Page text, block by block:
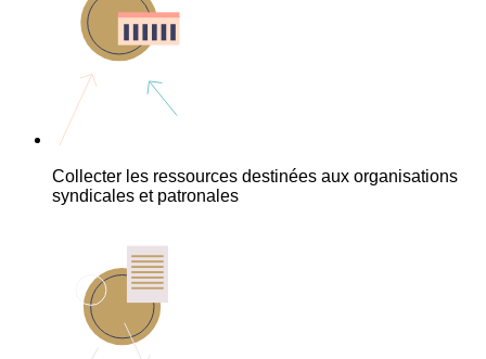
Collecter les ressources destinées aux organisations
syndicales et patronales